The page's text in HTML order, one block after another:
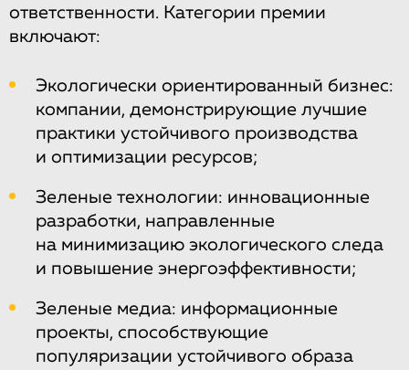
ответственности. Категории премии
включают:
Экологически ориентированный бизнес:
компании, демонстрирующие лучшие
практики устойчивого производства
и оптимизации ресурсов;
Зеленые технологии: инновационные
разработки, направленные
на минимизацию экологического следа
и повышение энергоэффективности;
Зеленые медиа: информационные
проекты, способствующие
популяризации устойчивого образа